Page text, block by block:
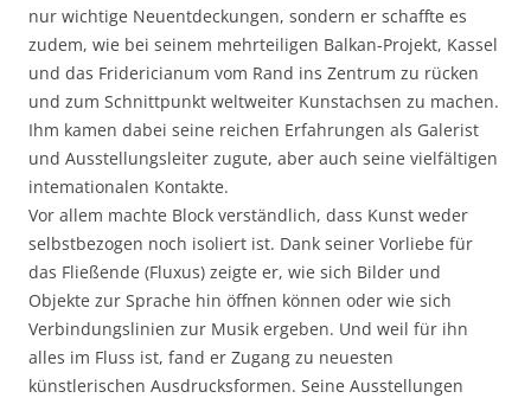
nur wichtige Neuentdeckungen, sondern er schaffte es
zudem, wie bei seinem mehrteiligen Balkan-Projekt, Kassel
und das Fridericianum vom Rand ins Zentrum zu rücken
und zum Schnittpunkt weltweiter Kunstachsen zu machen.
Ihm kamen dabei seine reichen Erfahrungen als Galerist
und Ausstellungsleiter zugute, aber auch seine vielfältigen
intemationalen Kontakte.
Vor allem machte Block verständlich, dass Kunst weder
selbstbezogen noch isoliert ist. Dank seiner Vorliebe für
das Fließende (Fluxus) zeigte er, wie sich Bilder und
Objekte zur Sprache hin öffnen können oder wie sich
Verbindungslinien zur Musik ergeben. Und weil für ihn
alles im Fluss ist, fand er Zugang zu neuesten
künstlerischen Ausdrucksformen. Seine Ausstellungen